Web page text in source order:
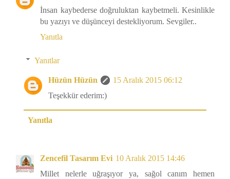
İnsan kaybederse doğruluktan kaybetmeli. Kesinlikle
bu yazıyı ve düşünceyi destekliyorum. Sevgiler..
Yanıtla
Yanıtlar
Hüzün Hüzün
15 Aralık 2015 06:12
Teşekkür ederim:)
Yanıtla
Zencefil Tasarım Evi 10 Aralık 2015 14:46
Millet nelerle uğraşıyor ya, sağol canım hemen